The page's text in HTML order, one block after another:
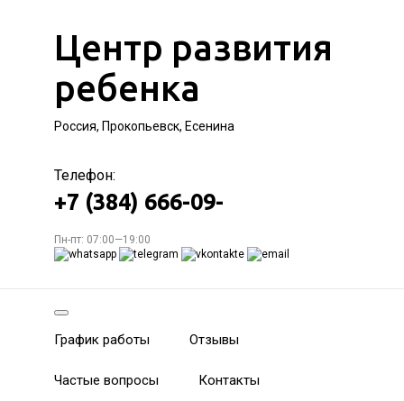
Центр развития
ребенка
Россия, Прокопьевск, Есенина
Телефон:
+7 (384) 666-09-
Пн-пт: 07:00—19:00
График работы Отзывы
Частые вопросы Контакты